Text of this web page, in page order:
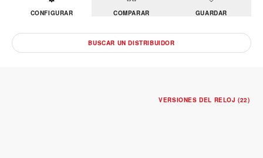
CONFIGURAR COMPARAR GUARDAR
BUSCAR UN DISTRIBUIDOR
VERSIONES DEL RELOJ (22)